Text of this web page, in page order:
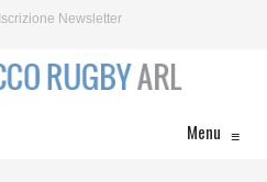
Iscrizione Newsletter
Menu ≡